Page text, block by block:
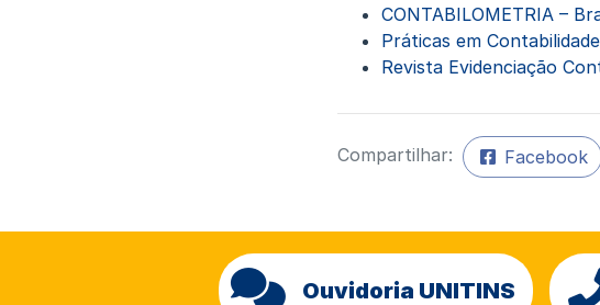
CONTABILOMETRIA –
Práticas em
Revista Evidenciação
Compartilhar: Facebook
Ouvidoria UNITINS